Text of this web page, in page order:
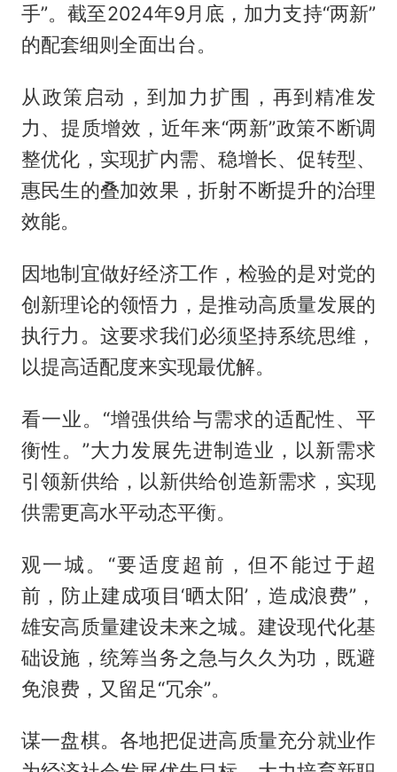
手”。截至2024年9月底，加力支持“两新”
的配套细则全面出台。
从政策启动，到加力扩围，再到精准发
力、提质增效，近年来“两新”政策不断调
整优化，实现扩内需、稳增长、促转型、
惠民生的叠加效果，折射不断提升的治理
效能。
因地制宜做好经济工作，检验的是对党的
创新理论的领悟力，是推动高质量发展的
执行力。这要求我们必须坚持系统思维，
以提高适配度来实现最优解。
看一业。“增强供给与需求的适配性、平
衡性。”大力发展先进制造业，以新需求
引领新供给，以新供给创造新需求，实现
供需更高水平动态平衡。
观一城。“要适度超前，但不能过于超
前，防止建成项目‘晒太阳’，造成浪费”，
雄安高质量建设未来之城。建设现代化基
础设施，统筹当务之急与久久为功，既避
免浪费，又留足“冗余”。
谋一盘棋。各地把促进高质量充分就业作